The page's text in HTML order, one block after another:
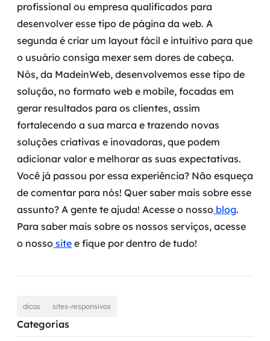
profissional ou empresa qualificados para
desenvolver esse tipo de página da web. A
segunda é criar um layout fácil e intuitivo para que
o usuário consiga mexer sem dores de cabeça.
Nós, da MadeinWeb, desenvolvemos esse tipo de
solução, no formato web e mobile, focadas em
gerar resultados para os clientes, assim
fortalecendo a sua marca e trazendo novas
soluções criativas e inovadoras, que podem
adicionar valor e melhorar as suas expectativas.
Você já passou por essa experiência? Não esqueça
de comentar para nós! Quer saber mais sobre esse
assunto? A gente te ajuda! Acesse o nosso blog.
Para saber mais sobre os nossos serviços, acesse
o nosso site e fique por dentro de tudo!
dicas sites-responsivos
Categorias